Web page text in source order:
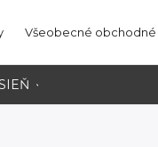
Všeobecné